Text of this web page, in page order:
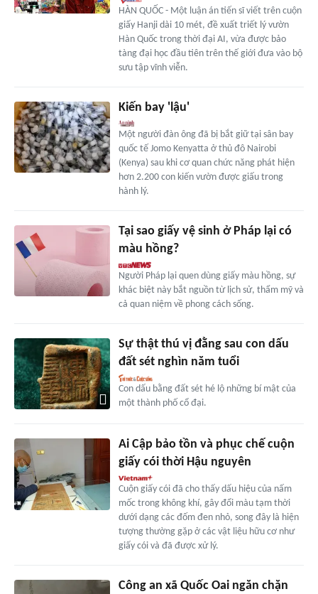
HÀN QUỐC - Một luận án tiến sĩ viết trên cuộn
giấy Hanji dài 10 mét, đề xuất triết lý vườn
Hàn Quốc trong thời đại AI, vừa được bảo
tàng đại học đầu tiên trên thế giới đưa vào bộ
sưu tập vĩnh viễn.
Kiến bay 'lậu'
Một người đàn ông đã bị bắt giữ tại sân bay
quốc tế Jomo Kenyatta ở thủ đô Nairobi
(Kenya) sau khi cơ quan chức năng phát hiện
hơn 2.200 con kiến vườn được giấu trong
hành lý.
Tại sao giấy vệ sinh ở Pháp lại có
màu hồng?
Người Pháp lại quen dùng giấy màu hồng, sự
khác biệt này bắt nguồn từ lịch sử, thẩm mỹ và
cả quan niệm về phong cách sống.
Sự thật thú vị đằng sau con dấu
đất sét nghìn năm tuổi
Con dấu bằng đất sét hé lộ những bí mật của
một thành phố cổ đại.
Ai Cập bảo tồn và phục chế cuộn
giấy cói thời Hậu nguyên
Cuộn giấy cói đã cho thấy dấu hiệu của nấm
mốc trong không khí, gây đổi màu tạm thời
dưới dạng các đốm đen nhỏ, song đây là hiện
tượng thường gặp ở các vật liệu hữu cơ như
giấy cói và đã được xử lý.
Công an xã Quốc Oai ngăn chặn